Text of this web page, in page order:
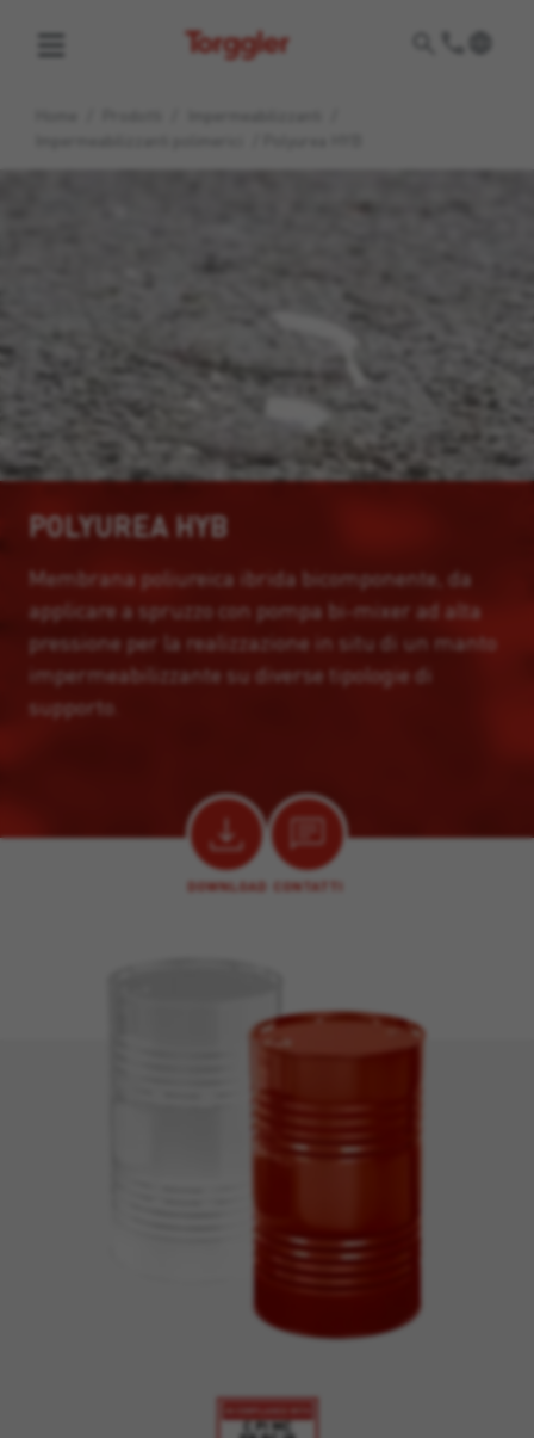
Torggler
POLYUREA HYB
Membrana poliureica ibrida bicomponente, da
applicare a spruzzo con pompa bi-mixer ad alta
pressione per la realizzazione in situ di un manto
impermeabilizzante su diverse tipologie di
supporto.
DOWNLOAD CONTATTI